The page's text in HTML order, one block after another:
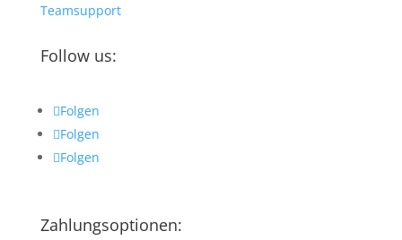
Teamsupport
Follow us:
Folgen
Folgen
Folgen
Zahlungsoptionen: